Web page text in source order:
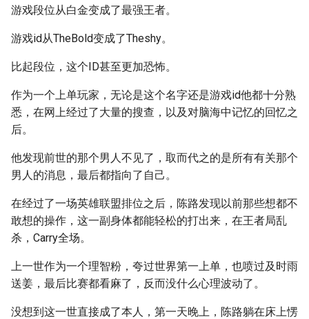
游戏段位从白金变成了最强王者。
游戏id从TheBold变成了Theshy。
比起段位，这个ID甚至更加恐怖。
作为一个上单玩家，无论是这个名字还是游戏id他都十分熟
悉，在网上经过了大量的搜查，以及对脑海中记忆的回忆之
后。
他发现前世的那个男人不见了，取而代之的是所有有关那个
男人的消息，最后都指向了自己。
在经过了一场英雄联盟排位之后，陈路发现以前那些想都不
敢想的操作，这一副身体都能轻松的打出来，在王者局乱
杀，Carry全场。
上一世作为一个理智粉，夸过世界第一上单，也喷过及时雨
送姜，最后比赛都看麻了，反而没什么心理波动了。
没想到这一世直接成了本人，第一天晚上，陈路躺在床上愣